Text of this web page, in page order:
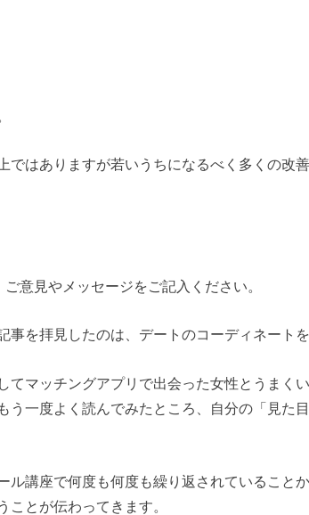
ではありますが若いうちになるべく多くの改
意見やメッセージをご記入ください。
事を拝見したのは、デートのコーディネート
てマッチングアプリで出会った女性とうまく
う一度よく読んでみたところ、自分の「見た
ル講座で何度も何度も繰り返されていること
ことが伝わってきます。